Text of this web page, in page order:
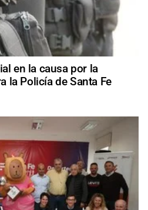
en la causa por la
la Policía de Santa Fe